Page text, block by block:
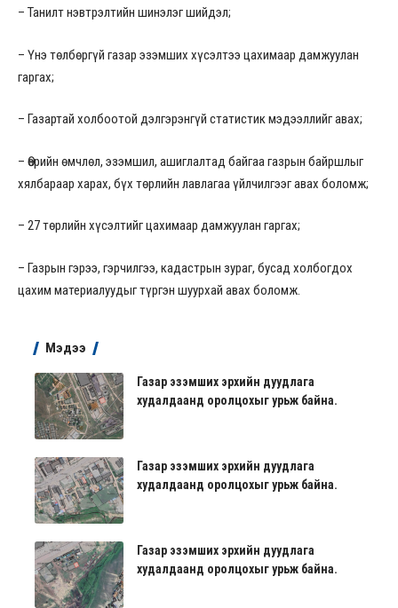
– Танилт нэвтрэлтийн шинэлэг шийдэл;
– Үнэ төлбөргүй газар эзэмших хүсэлтээ цахимаар дамжуулан
гаргах;
– Газартай холбоотой дэлгэрэнгүй статистик мэдээллийг авах;
– Өөрийн өмчлөл, эзэмшил, ашиглалтад байгаа газрын байршлыг
хялбараар харах, бүх төрлийн лавлагаа үйлчилгээг авах боломж;
– 27 төрлийн хүсэлтийг цахимаар дамжуулан гаргах;
– Газрын гэрээ, гэрчилгээ, кадастрын зураг, бусад холбогдох
цахим материалуудыг түргэн шуурхай авах боломж.
Мэдээ
Газар эзэмших эрхийн дуудлага
худалдаанд оролцохыг урьж байна.
Газар эзэмших эрхийн дуудлага
худалдаанд оролцохыг урьж байна.
Газар эзэмших эрхийн дуудлага
худалдаанд оролцохыг урьж байна.